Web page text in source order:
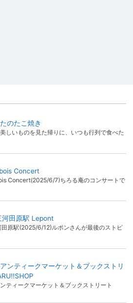
のたこ焼き
しいものを見た帰りに、いつも行列で食べた
Concert
Concert(2025/6/7)ちろる庵のコンサートで
河田原駅 Lepont
田原駅(2025/6/12)ルポンさんが最後のストピ
ンティークマーケット＆ブックストリ
ティークマーケット＆ブックストリート